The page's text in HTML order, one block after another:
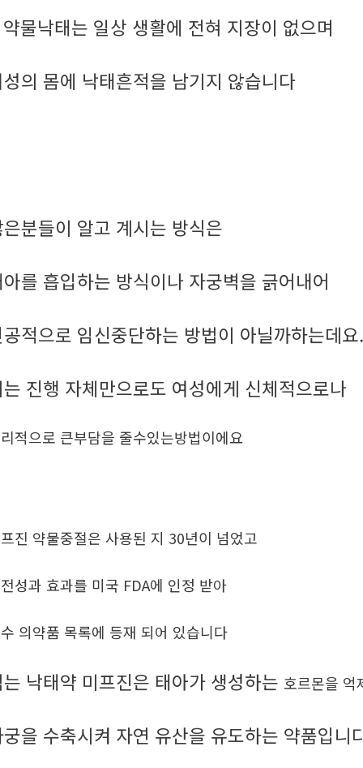
약물낙태는 일상 생활에 전혀 지장이 없으며
성의 몸에 낙태흔적을 남기지 않습니다
은분들이 알고 계시는 방식은
를 흡입하는 방식이나 자궁벽을 긁어내어
공적으로 임신중단하는 방법이 아닐까하는데
는 진행 자체만으로도 여성에게 신체적으로나
적으로 큰부담을 줄수있는방법이에요
진 약물중절은 사용된 지 30년이 넘었고
성과 효과를 미국 FDA에 인정 받아
의약품 목록에 등재 되어 있습니다
는 낙태약 미프진은 태아가 생성하는 호르몬을
궁을 수축시켜 자연 유산을 유도하는 약품입니